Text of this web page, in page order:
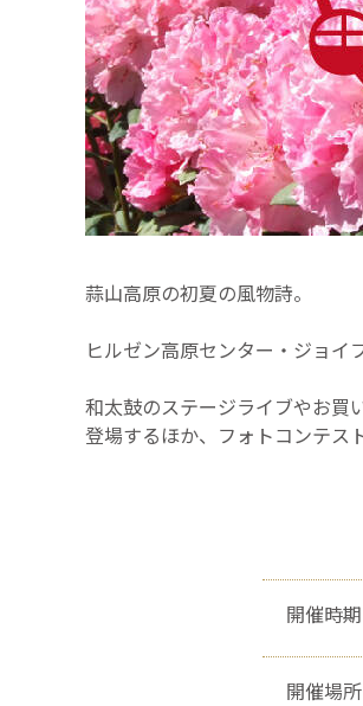
蒜山高原の初夏の風物詩。
ヒルゼン高原センター・ジョイ
和太鼓のステージライブやお買
登場するほか、フォトコンテス
開催時期
開催場所